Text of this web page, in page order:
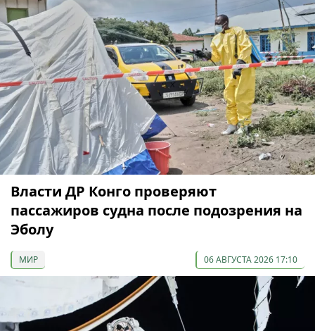
Власти ДР Конго проверяют
пассажиров судна после подозрения на
Эболу
МИР 06 АВГУСТА 2026 17:10